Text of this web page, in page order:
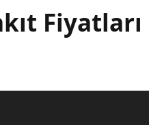
Fiyatları